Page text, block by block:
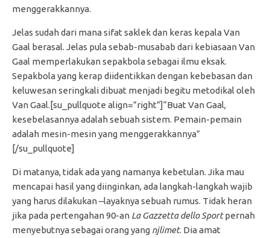
menggerakkannya.
Jelas sudah dari mana sifat saklek dan keras kepala Van
Gaal berasal. Jelas pula sebab-musabab dari kebiasaan Van
Gaal memperlakukan sepakbola sebagai ilmu eksak.
Sepakbola yang kerap diidentikkan dengan kebebasan dan
keluwesan seringkali dibuat menjadi begitu metodikal oleh
Van Gaal.[su_pullquote align=”right”]“Buat Van Gaal,
kesebelasannya adalah sebuah sistem. Pemain-pemain
adalah mesin-mesin yang menggerakkannya”
[/su_pullquote]
Di matanya, tidak ada yang namanya kebetulan. Jika mau
mencapai hasil yang diinginkan, ada langkah-langkah wajib
yang harus dilakukan –layaknya sebuah rumus. Tidak heran
jika pada pertengahan 90-an La Gazzetta dello Sportpernah
menyebutnya sebagai orang yang njlimet. Dia amat